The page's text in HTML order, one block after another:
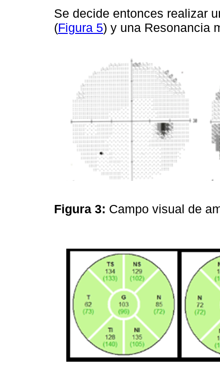
Se decide entonces realizar
(Figura 5) y una Resonancia
Figura 3: Campo visual de